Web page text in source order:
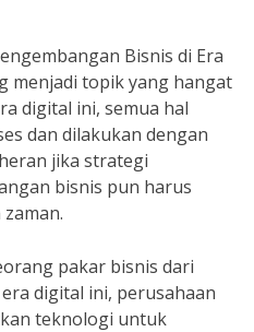
Bisnis di Era
menjadi topik yang hangat
digital ini, semua hal
dan dilakukan dengan
jika strategi
bisnis pun harus
pakar bisnis dari
digital ini, perusahaan
teknologi untuk